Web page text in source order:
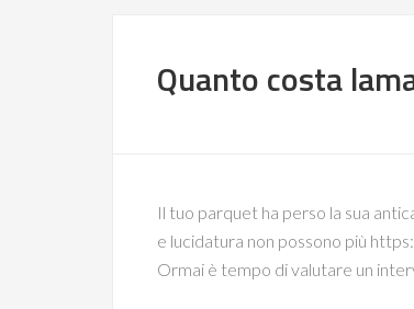
Quanto costa
Il tuo parquet ha perso la sua
e lucidatura non possono più
Ormai è tempo di valutare un